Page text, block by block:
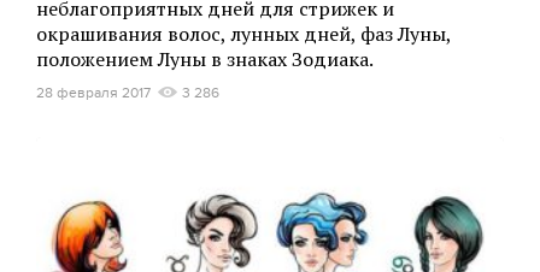
неблагоприятных дней для стрижек и
окрашивания волос, лунных дней, фаз Луны,
положением Луны в знаках Зодиака.
28 февраля 2017 3 286